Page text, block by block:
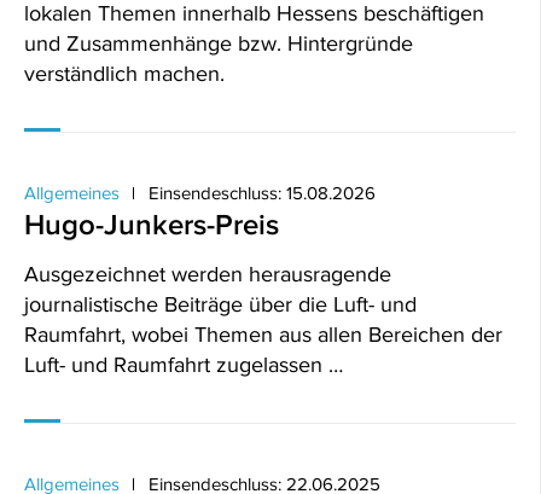
lokalen Themen innerhalb Hessens beschäftigen
und Zusammenhänge bzw. Hintergründe
verständlich machen.
Allgemeines Einsendeschluss: 15.08.2026
Hugo-Junkers-Preis
Ausgezeichnet werden herausragende
journalistische Beiträge über die Luft- und
Raumfahrt, wobei Themen aus allen Bereichen der
Luft- und Raumfahrt zugelassen …
Allgemeines Einsendeschluss: 22.06.2025